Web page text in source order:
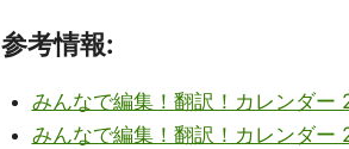
参考情報:
みんなで編集！翻訳！カレンダー
みんなで編集！翻訳！カレンダー